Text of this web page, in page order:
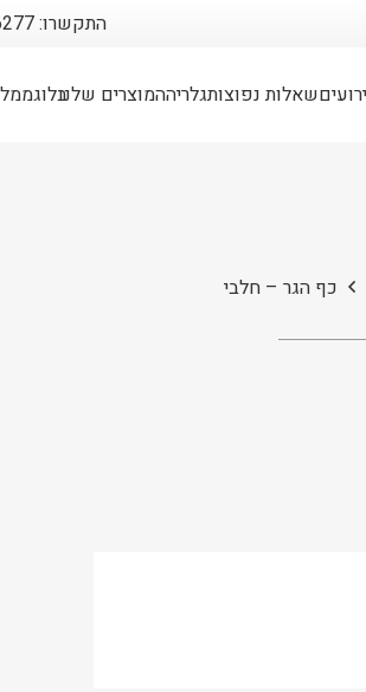
התקשרו: 077-996-6277
שאלות נפוצותגלריההמוצרים שלנובלוג
כף הגר – חלבי